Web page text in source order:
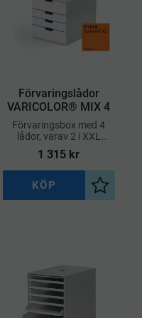
Förvaringslådor
VARICOLOR® MIX 4
Förvaringsbox med 4
lådor, varav 2 i XXL
storlek, med plats för
dokument, mappar,
kataloger, surfplatta,
kablar, block och diverse
1 315 kr
Lägg till
KÖP